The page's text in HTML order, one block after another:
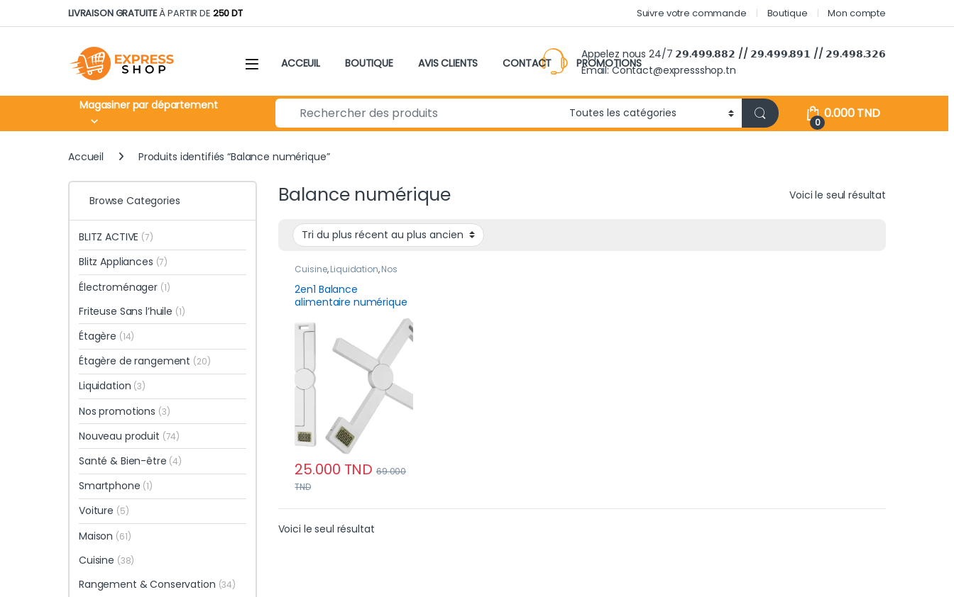
Skip to navigation
Skip to contentLIVRAISON GRATUITEÀ PARTIR DE 250 DT Suivre votre commande Boutique Mon compte
ACCEUIL BOUTIQUE AVIS CLIENTS CONTACT PROMOTIONS
Appelez nous 24/7 𝟮𝟵.𝟰𝟵𝟵.𝟴𝟴𝟮 // 𝟮𝟵.𝟰𝟵𝟵.𝟴𝟵𝟭 // 𝟮𝟵.𝟰𝟵𝟴.𝟯𝟮𝟲
Email: Contact@expressshop.tn
Magasiner par département Search for:
0
0.000TND
Accueil Produits identifiés “Balance numérique”
Balance numérique Voici le seul résultat
Cuisine,Liquidation,Nos
promotions
2en1 Balance
alimentaire numérique
compacte, très précise
avec écran LCD 5Kg
25.000 TND 69.000
TND
Voici le seul résultat
Browse Categories
BLITZ ACTIVE (7)
Blitz Appliances (7)
Électroménager (1)
Friteuse Sans l’huile (1)
Étagère (14)
Étagère de rangement (20)
Liquidation (3)
Nos promotions (3)
Nouveau produit (74)
Santé & Bien-être (4)
Smartphone (1)
Voiture (5)
Maison (61)
Cuisine (38)
Rangement & Conservation (34)